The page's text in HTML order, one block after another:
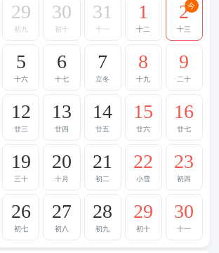
29
初九
30
初十
31
十一
1
十二
2
十三
今
5
十六
6
十七
7
立冬
8
十九
9
二十
12
廿三
13
廿四
14
廿五
15
廿六
16
廿七
19
三十
20
十月
21
初二
22
小雪
23
初四
26
初七
27
初八
28
初九
29
初十
30
十一